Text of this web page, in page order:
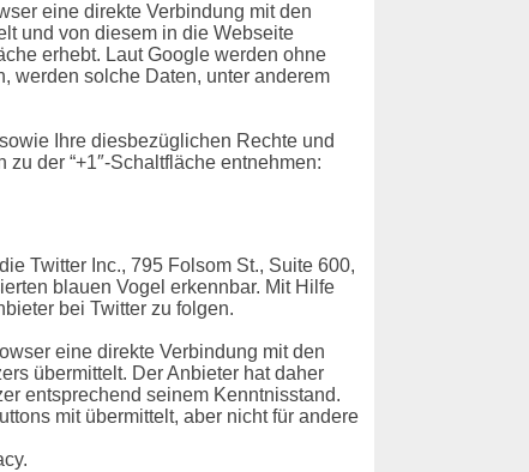
eine direkte Verbindung mit den
und von diesem in die Webseite
erhebt. Laut Google werden ohne
werden solche Daten, unter anderem
Ihre diesbezüglichen Rechte und
der “+1″-Schaltfläche entnehmen:
Twitter Inc., 795 Folsom St., Suite 600,
blauen Vogel erkennbar. Mit Hilfe
bei Twitter zu folgen.
eine direkte Verbindung mit den
übermittelt. Der Anbieter hat daher
entsprechend seinem Kenntnisstand.
mit übermittelt, aber nicht für andere